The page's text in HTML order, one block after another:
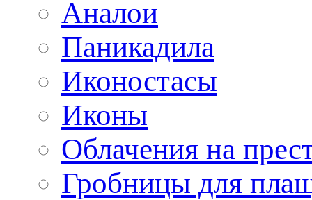
Аналои
Паникадила
Иконостасы
Иконы
Облачения на
Гробницы для